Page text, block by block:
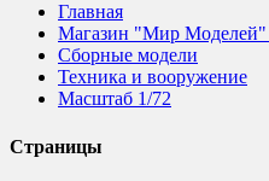
Главная
Магазин "Мир Моделей"
Сборные модели
Техника и вооружение
Масштаб 1/72
Страницы